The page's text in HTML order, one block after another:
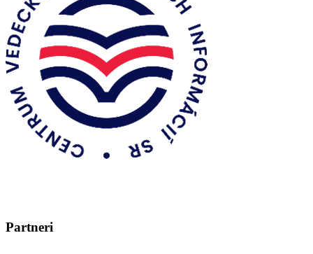
Partneri